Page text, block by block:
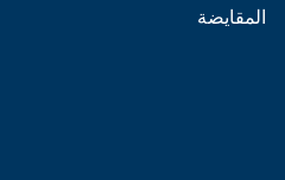
المقايضة